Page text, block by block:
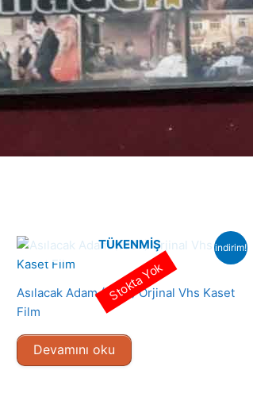
indirim!
TÜKENMIŞ
Asılacak Adam (1987) Orjinal Vhs Kaset
Film
Devamını oku
Stokta Yok